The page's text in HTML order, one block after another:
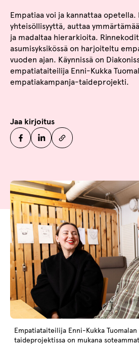
Empatiaa voi ja kannattaa opetella.
yhteisöllisyyttä, auttaa
ja madaltaa hierarkioita.
asumisyksikössä on harjoiteltu
vuoden ajan. Käynnissä on
empatiataiteilija Enni-Kukka
empatiakampanja-taideprojekti.
Jaa kirjoitus
Empatiataiteilija Enni-Kukka Tuomalan
taideprojektissa on mukana